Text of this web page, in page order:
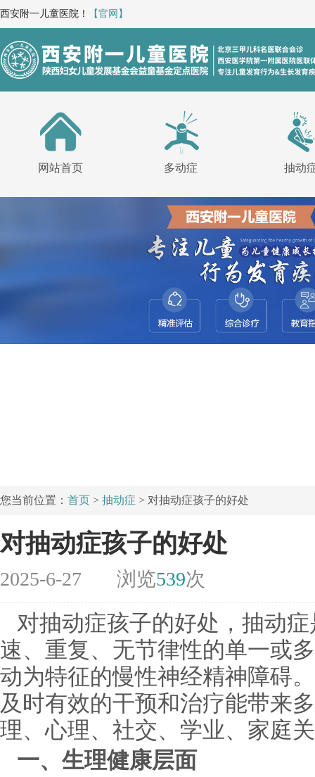
西安附一儿童医院！ 【官网】
网站首页 多动症 抽动
您当前位置： 首页 > 抽动症 > 对抽动症孩子的好处
对抽动症孩子的好处
2025-6-27 浏览539次
对抽动症孩子的好处，抽动
速、重复、无节律性的单一或
动为特征的慢性神经精神障碍
及时有效的干预和治疗能带来
理、心理、社交、学业、家庭
一、生理健康层面